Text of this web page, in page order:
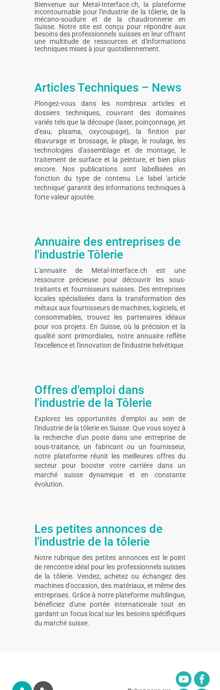
Bienvenue sur Metal-Interface.ch, la plateforme
incontournable pour l'industrie de la tôlerie, de la
mécano-soudure et de la chaudronnerie en
Suisse. Notre site est conçu pour répondre aux
besoins des professionnels suisses en leur offrant
une multitude de ressources et d'informations
techniques mises à jour quotidiennement.
Articles Techniques – News
Plongez-vous dans les nombreux articles et
dossiers techniques, couvrant des domaines
variés tels que la découpe (laser, poinçonnage, jet
d'eau, plasma, oxycoupage), la finition par
ébavurage et brossage, le pliage, le roulage, les
technologies d'assemblage et de montage, le
traitement de surface et la peinture, et bien plus
encore. Nos publications sont labellisées en
fonction du type de contenu. Le label 'article
technique' garantit des informations techniques à
forte valeur ajoutée.
Annuaire des entreprises de
l'industrie Tôlerie
L'annuaire de Metal-Interface.ch est une
ressource précieuse pour découvrir les sous-
traitants et fournisseurs suisses. Des entreprises
locales spécialisées dans la transformation des
métaux aux fournisseurs de machines, logiciels, et
consommables, trouvez les partenaires idéaux
pour vos projets. En Suisse, où la précision et la
qualité sont primordiales, notre annuaire reflète
l'excellence et l'innovation de l'industrie helvétique.
Offres d'emploi dans
l'industrie de la Tôlerie
Explorez les opportunités d'emploi au sein de
l'industrie de la tôlerie en Suisse. Que vous soyez à
la recherche d'un poste dans une entreprise de
sous-traitance, un fabricant ou un fournisseur,
notre plateforme réunit les meilleures offres du
secteur pour booster votre carrière dans un
marché suisse dynamique et en constante
évolution.
Les petites annonces de
l'industrie de la tôlerie
Notre rubrique des petites annonces est le point
de rencontre idéal pour les professionnels suisses
de la tôlerie. Vendez, achetez ou échangez des
machines d'occasion, des matériaux, et même des
entreprises. Grâce à notre plateforme multilingue,
bénéficiez d'une portée internationale tout en
gardant un focus local sur les besoins spécifiques
du marché suisse.